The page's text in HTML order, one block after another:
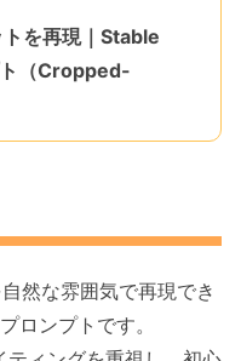
を再現｜Stable
（Cropped-
然な雰囲気で再現でき
ロンプトです。